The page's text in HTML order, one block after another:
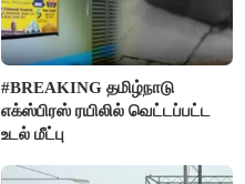
#BREAKING தமிழ்நாடு
எக்ஸ்பிரஸ் ரயிலில் வெட்டப்பட்ட
உடல் மீட்பு